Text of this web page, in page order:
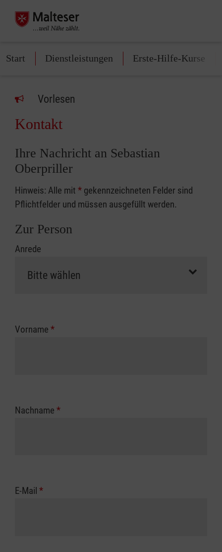
Start Dienstleistungen Erste-Hilfe-Kurse
Vorlesen
Kontakt
Ihre Nachricht an Sebastian
Oberpriller
Hinweis: Alle mit * gekennzeichneten Felder sind
Pflichtfelder und müssen ausgefüllt werden.
Zur Person
Anrede
Vorname *
Nachname *
E-Mail *